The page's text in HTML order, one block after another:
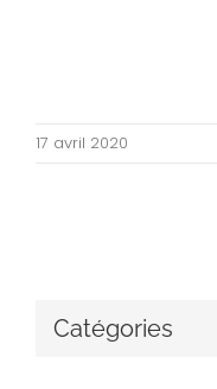
17 avril 2020
Catégories